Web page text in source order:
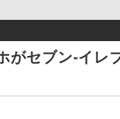
がセブン-イレ